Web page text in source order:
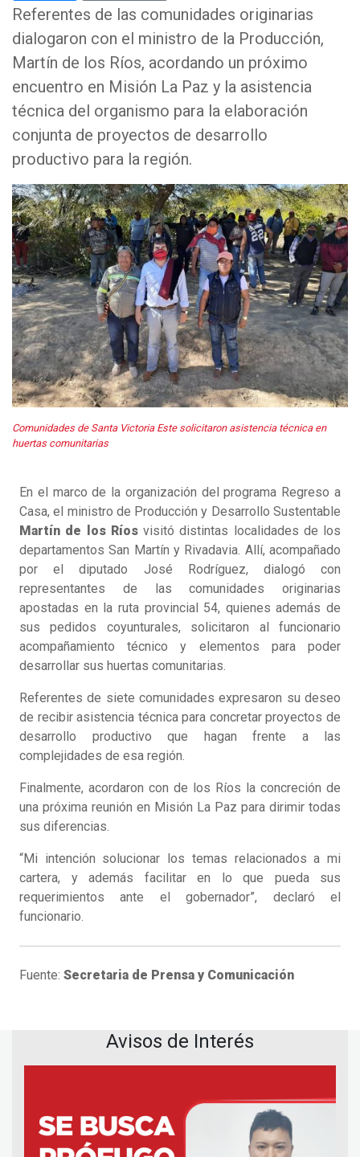
Referentes de las comunidades originarias
dialogaron con el ministro de la Producción,
Martín de los Ríos, acordando un próximo
encuentro en Misión La Paz y la asistencia
técnica del organismo para la elaboración
conjunta de proyectos de desarrollo
productivo para la región.
Comunidades de Santa Victoria Este solicitaron asistencia técnica en
huertas comunitarias
En el marco de la organización del programa Regreso a
Casa, el ministro de Producción y Desarrollo Sustentable
Martín de los Ríosvisitó distintas localidades de los
departamentos San Martín y Rivadavia. Allí, acompañado
por el diputado José Rodríguez, dialogó con
representantes de las comunidades originarias
apostadas en la ruta provincial 54, quienes además de
sus pedidos coyunturales, solicitaron al funcionario
acompañamiento técnico y elementos para poder
desarrollar sus huertas comunitarias.
Referentes de siete comunidades expresaron su deseo
de recibir asistencia técnica para concretar proyectos de
desarrollo productivo que hagan frente a las
complejidades de esa región.
Finalmente, acordaron con de los Ríos la concreción de
una próxima reunión en Misión La Paz para dirimir todas
sus diferencias.
“Mi intención solucionar los temas relacionados a mi
cartera, y además facilitar en lo que pueda sus
requerimientos ante el gobernador”, declaró el
funcionario.
Fuente: Secretaria de Prensa y Comunicación
Avisos de Interés